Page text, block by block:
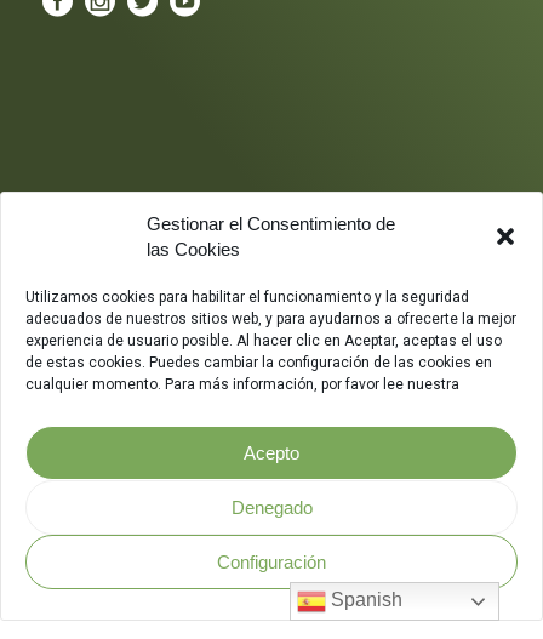
Gestionar el Consentimiento de
las Cookies
Utilizamos cookies para habilitar el funcionamiento y la seguridad
adecuados de nuestros sitios web, y para ayudarnos a ofrecerte la mejor
experiencia de usuario posible. Al hacer clic en Aceptar, aceptas el uso
de estas cookies. Puedes cambiar la configuración de las cookies en
cualquier momento. Para más información, por favor lee nuestra
Acepto
Denegado
Configuración
Política de Seguridad
Spanish